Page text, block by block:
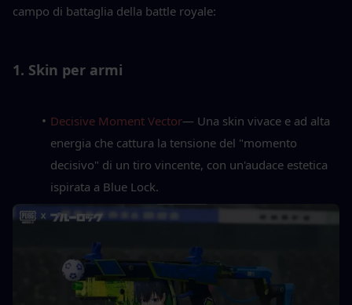
campo di battaglia della battle royale:
1. Skin per armi
Decisive Moment Vector— Una skin vivace e ad alta
energia che cattura la tensione del "momento
decisivo" di un tiro vincente, con un'audace estetica
ispirata a Blue Lock.